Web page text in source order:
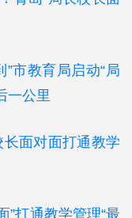
市教育局启动“局
一公里
面对面打通教学
”打通教学管理“最